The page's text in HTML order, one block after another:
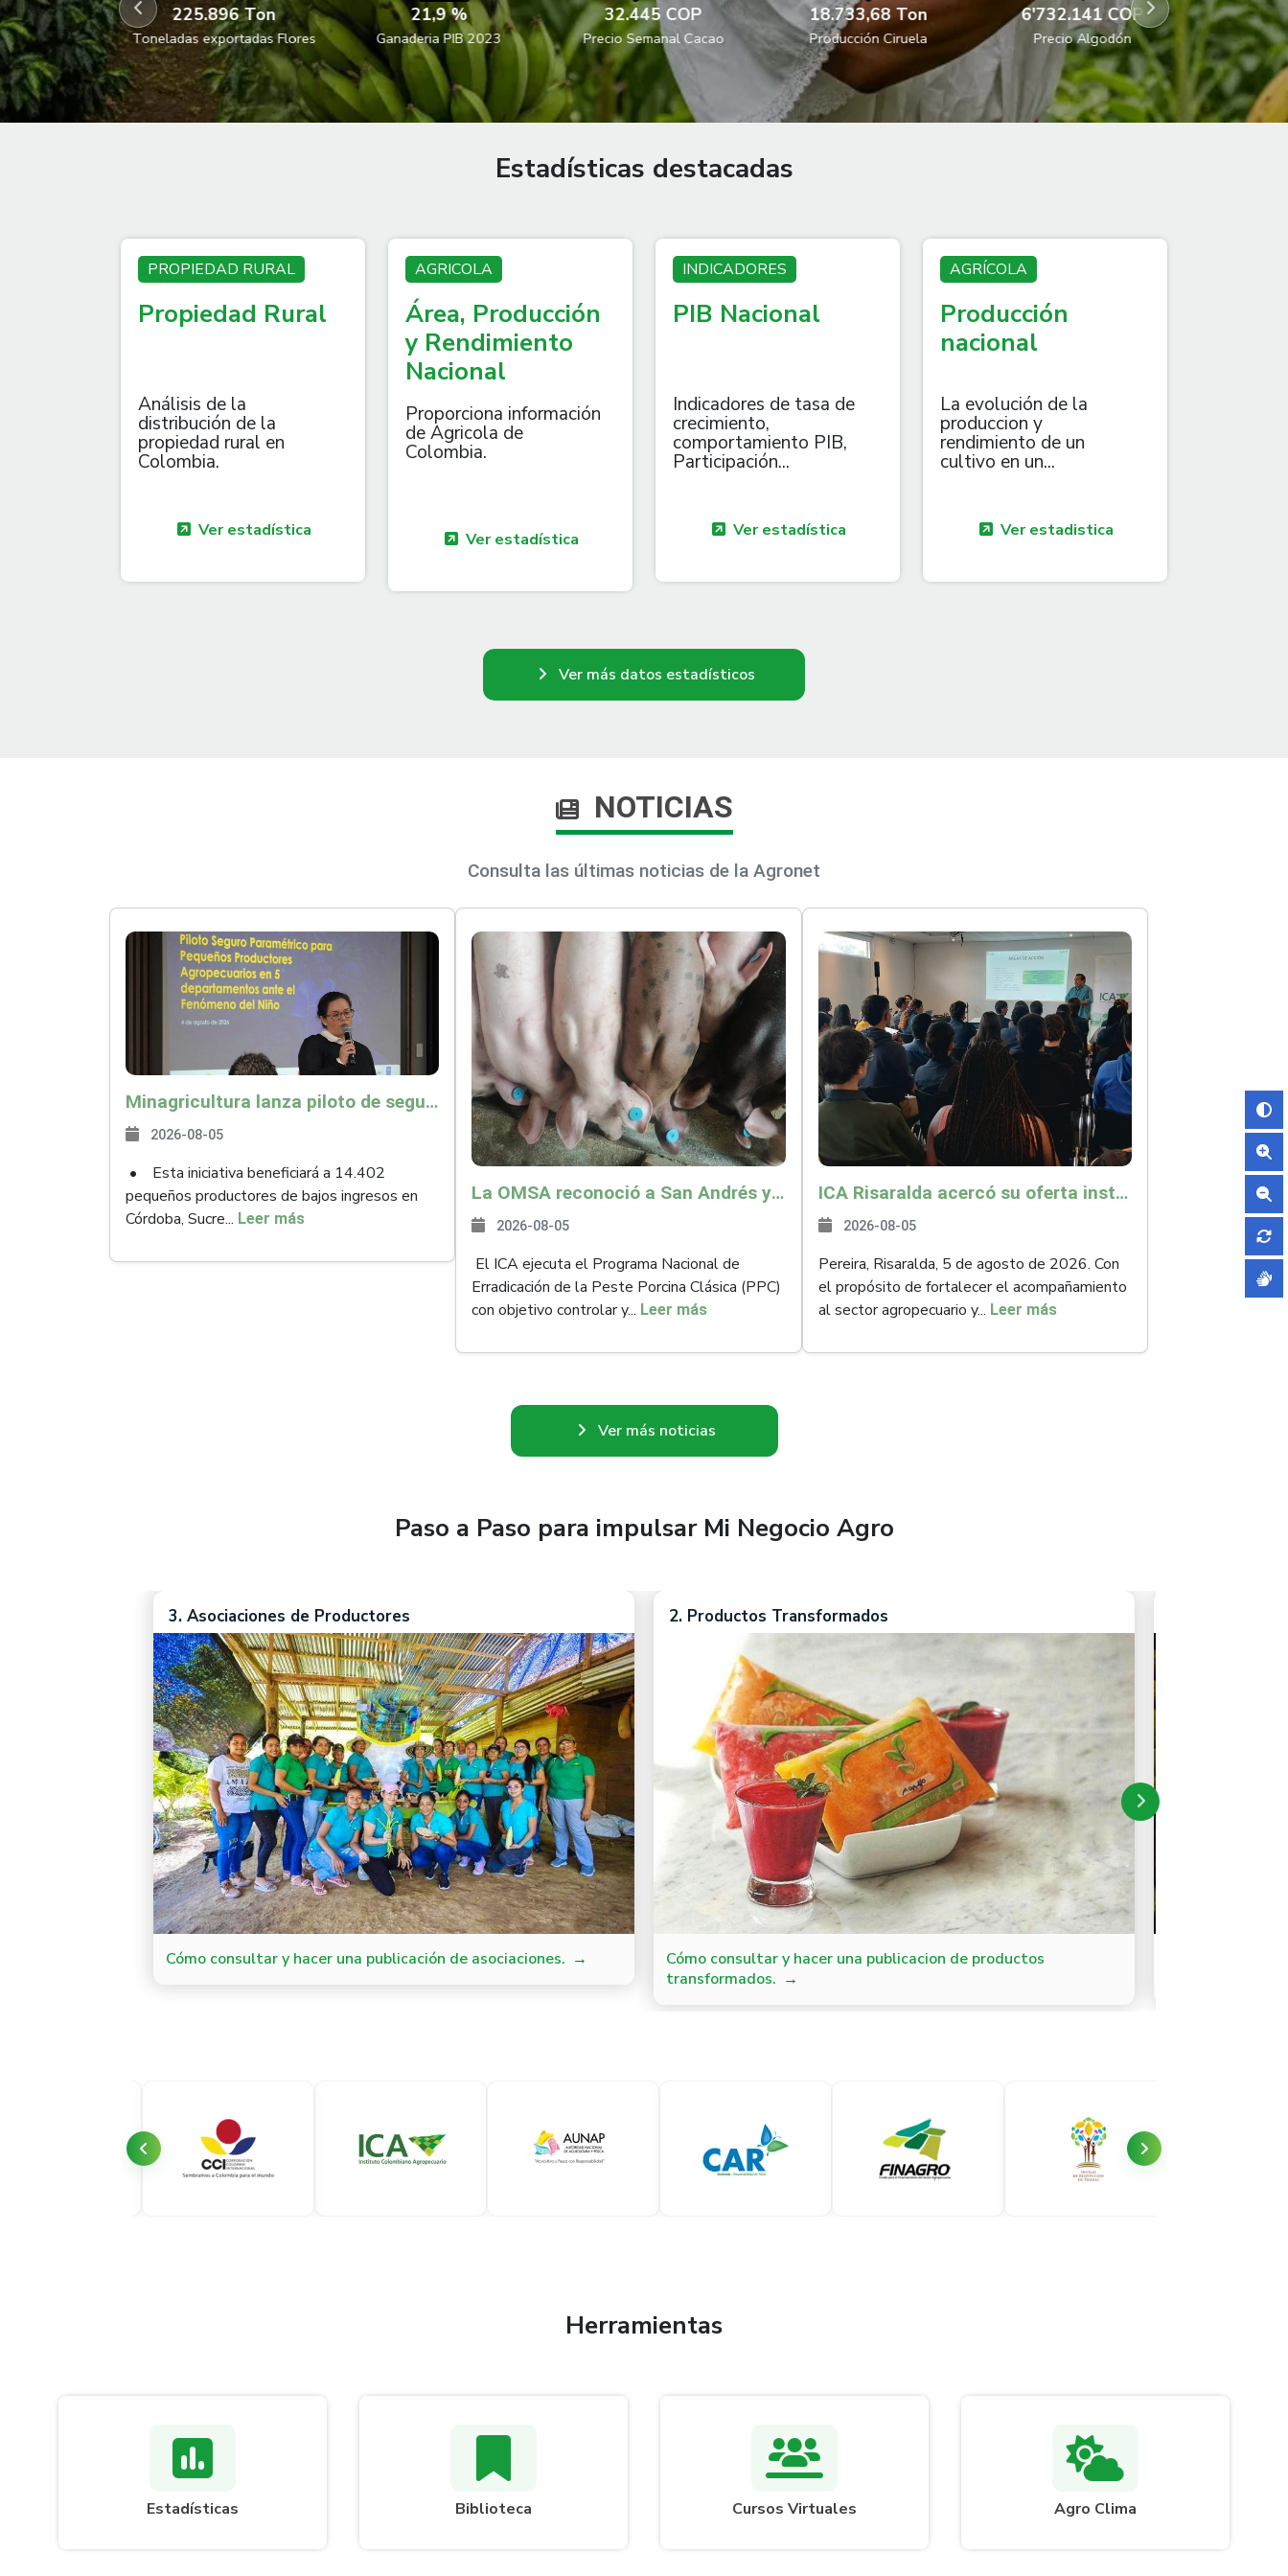
Ton 225.896 Ton
Toneladas exportadas Flores
21,9 %
Ganaderia PIB 2023
32.445 COP
Precio Semanal Cacao
18.733,68 Ton
Producción Ciruela
6'732.141 COP
Precio Algodón
Estadísticas destacadas
PROPIEDAD RURAL
Propiedad Rural
Análisis de la
distribución de la
propiedad rural en
Colombia.
Ver estadística
AGRICOLA
Área, Producción
y Rendimiento
Nacional
Proporciona información
de Agricola de
Colombia.
Ver estadística
INDICADORES
PIB Nacional
Indicadores de tasa de
crecimiento,
comportamiento PIB,
Participación...
Ver estadística
AGRÍCOLA
Producción
nacional
La evolución de la
produccion y
rendimiento de un
cultivo en un...
Ver estadistica
Ver más datos estadísticos
NOTICIAS
Consulta las últimas noticias de la Agronet
Minagricultura lanza piloto de seguro agropecuario por $9.625 millones para proteger a más de 14.000 pequeños productores contra riesgos del Fenómeno de El Niño
2026-08-05
• Esta iniciativa beneficiará a 14.402
pequeños productores de bajos ingresos en
Córdoba, Sucre... Leer más
La OMSA reconoció a San Andrés y Providencia como zona libre de Peste Porcina Clásica (PPC)
2026-08-05
El ICA ejecuta el Programa Nacional de
Erradicación de la Peste Porcina Clásica (PPC)
con objetivo controlar y... Leer más
ICA Risaralda acercó su oferta institucional a productores y emprendedores en Expocamello
2026-08-05
Pereira, Risaralda, 5 de agosto de 2026. Con
el propósito de fortalecer el acompañamiento
al sector agropecuario y... Leer más
Ver más noticias
Paso a Paso para impulsar Mi Negocio Agro
3. Asociaciones de Productores
Cómo consultar y hacer una publicación de asociaciones.
2. Productos Transformados
Cómo consultar y hacer una publicacion de productos
transformados.
Herramientas
Estadísticas Biblioteca Cursos Virtuales Agro Clima